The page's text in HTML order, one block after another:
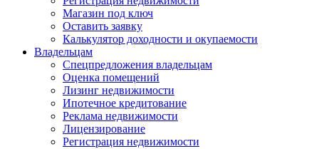
Магазин под ключ
Оставить заявку
Калькулятор доходности и окупаемости
Владельцам
Спецпредложения владельцам
Оценка помещений
Лизинг недвижимости
Ипотечное кредитование
Реклама недвижимости
Лицензирование
Регистрация недвижимости